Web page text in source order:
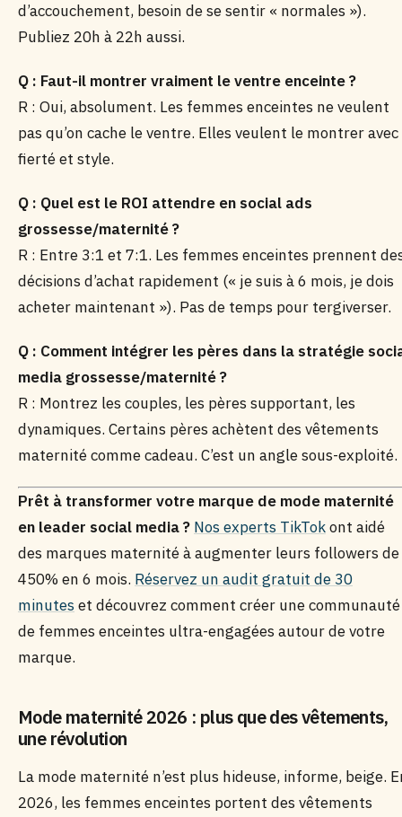
d’accouchement, besoin de se sentir « normales »).
Publiez 20h à 22h aussi.
Q : Faut-il montrer vraiment le ventre enceinte ?
R : Oui, absolument. Les femmes enceintes ne veulent
pas qu’on cache le ventre. Elles veulent le montrer avec
fierté et style.
Q : Quel est le ROI attendre en social ads
grossesse/maternité ?
R : Entre 3:1 et 7:1. Les femmes enceintes prennent
décisions d’achat rapidement (« je suis à 6 mois, je dois
acheter maintenant »). Pas de temps pour tergiverser.
Q : Comment intégrer les pères dans la stratégie
media grossesse/maternité ?
R : Montrez les couples, les pères supportant, les
dynamiques. Certains pères achètent des vêtements
maternité comme cadeau. C’est un angle sous-exploité.
Prêt à transformer votre marque de mode maternité
en leader social media ? Nos experts TikTokont aidé
des marques maternité à augmenter leurs followers de
450% en 6 mois. Réservez un audit gratuit de 30
minutes et découvrez comment créer une communauté
de femmes enceintes ultra-engagées autour de votre
marque.
Mode maternité 2026 : plus que des vêtements,
une révolution
La mode maternité n’est plus hideuse, informe, beige.
2026, les femmes enceintes portent des vêtements